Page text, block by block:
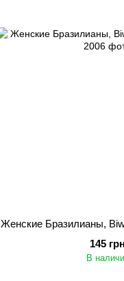
Женские Бразилианы,
145 грн
В